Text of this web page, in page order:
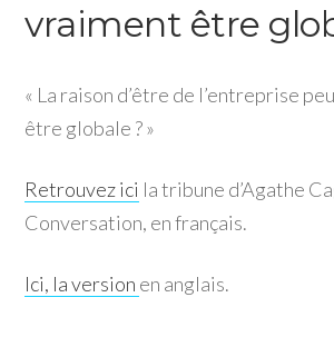
vraiment être
« La raison d’être de l’entreprise
être globale ? »
Retrouvez ici la tribune d’Agathe
Conversation, en français.
Ici, la version en anglais.